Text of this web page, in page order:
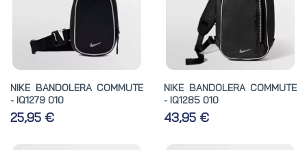
NIKE BANDOLERA COMMUTE
- IQ1279 010
25,95 €
NIKE BANDOLERA COMMUTE
- IQ1285 010
43,95 €